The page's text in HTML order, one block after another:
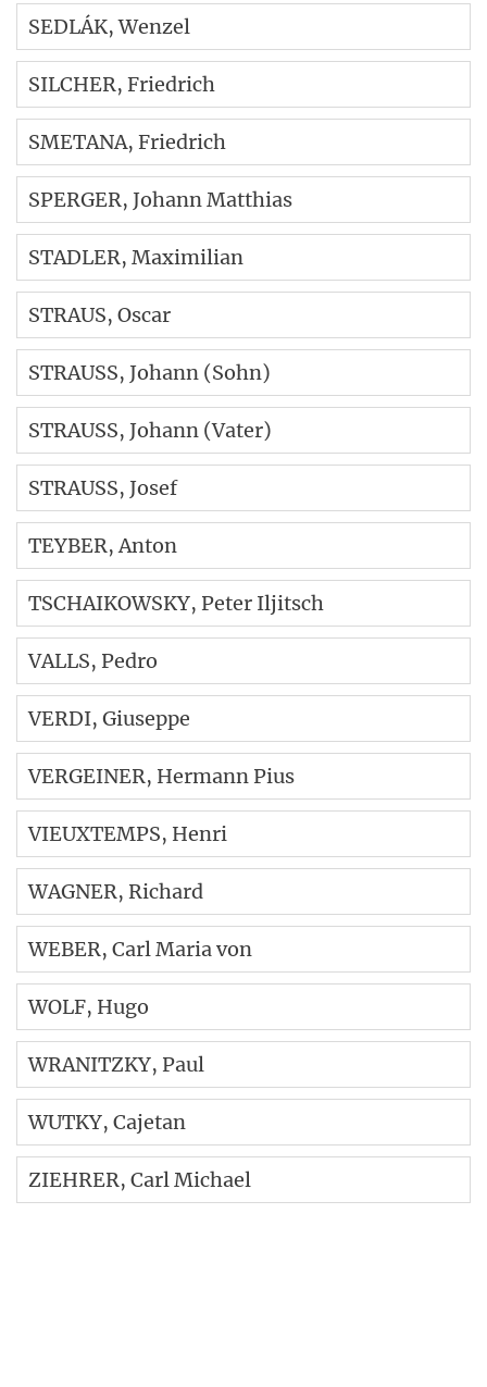
SEDLÁK, Wenzel
SILCHER, Friedrich
SMETANA, Friedrich
SPERGER, Johann Matthias
STADLER, Maximilian
STRAUS, Oscar
STRAUSS, Johann (Sohn)
STRAUSS, Johann (Vater)
STRAUSS, Josef
TEYBER, Anton
TSCHAIKOWSKY, Peter Iljitsch
VALLS, Pedro
VERDI, Giuseppe
VERGEINER, Hermann Pius
VIEUXTEMPS, Henri
WAGNER, Richard
WEBER, Carl Maria von
WOLF, Hugo
WRANITZKY, Paul
WUTKY, Cajetan
ZIEHRER, Carl Michael